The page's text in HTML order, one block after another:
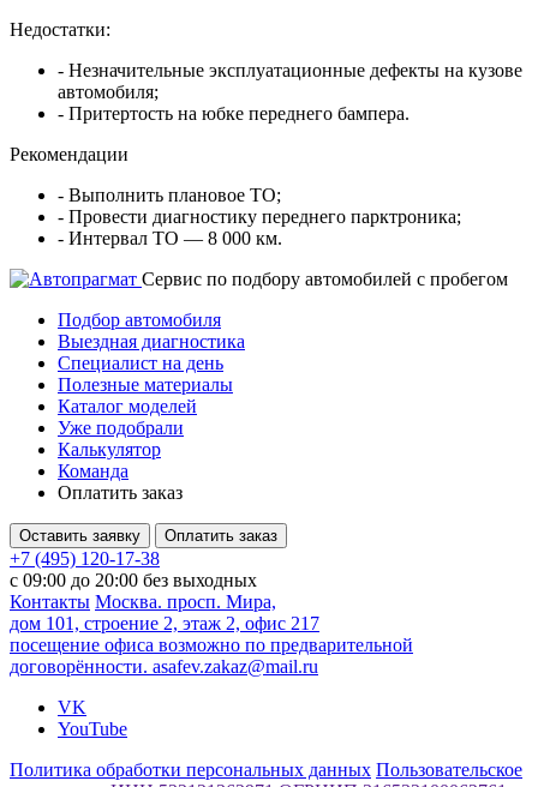
Недостатки:
- Незначительные эксплуатационные дефекты на кузове
автомобиля;
- Притертость на юбке переднего бампера.
Рекомендации
- Выполнить плановое ТО;
- Провести диагностику переднего парктроника;
- Интервал ТО — 8 000 км.
Cервис по подбору автомобилей с пробегом
Подбор автомобиля
Выездная диагностика
Специалист на день
Полезные материалы
Каталог моделей
Уже подобрали
Калькулятор
Команда
Оплатить заказ
Оставить заявку Оплатить заказ
+7 (495) 120-17-38
с 09:00 до 20:00 без выходных
Контакты Москва. просп. Мира,
дом 101, строение 2, этаж 2, офис 217
посещение офиса возможно по предварительной
договорённости. asafev.zakaz@mail.ru
VK
YouTube
Политика обработки персональных данных Пользовательское